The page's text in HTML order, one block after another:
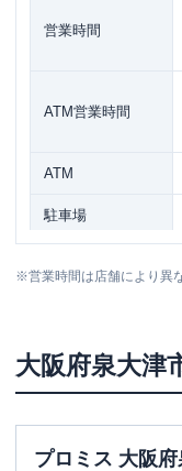
営業時間
ATM営業時間
ATM
駐車場
※営業時間は店舗により異
大阪府泉大津
プロミス 大阪